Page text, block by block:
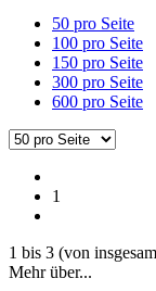
50 pro Seite
100 pro Seite
150 pro Seite
300 pro Seite
600 pro Seite
1
1 bis 3 (von
Mehr über...